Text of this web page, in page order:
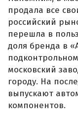
продала все
российский
перешла в
доля бренда в
московский
городу. На
выпускают
компонентов.